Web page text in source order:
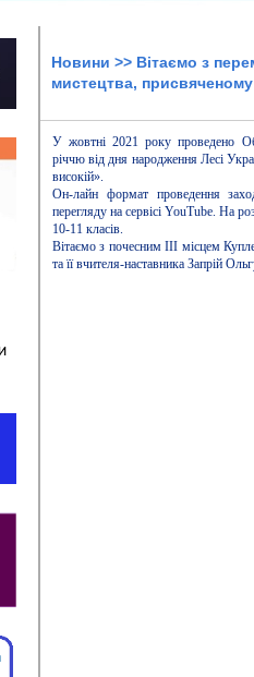
Новини >> Вітаємо з
мистецтва,
У жовтні 2021 року проведено
річчю від дня народження Лесі
високій».
Он-лайн формат проведення
перегляду на сервісі YouTube. На
10-11 класів.
Вітаємо з почесним ІІІ місцем
та її вчителя-наставника Запрій